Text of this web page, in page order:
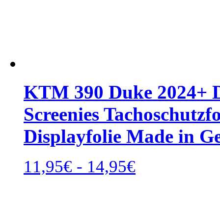
KTM 390 Duke 2024+
Screenies
Displayfolie Made in
11,95€ - 14,95€